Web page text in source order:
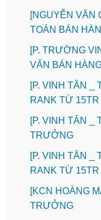
[NGUYỄN VĂN
TOÁN BÁN
[P. TRƯỜNG
VẤN BÁN
[P. VINH TÂN _
RANK TỪ 15TR
[P. VINH TÂN _
TRƯỞNG
[P. VINH TÂN _
RANK TỪ 15TR
️[KCN HOÀNG
TRƯỞNG